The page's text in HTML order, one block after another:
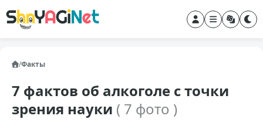
/Факты
7 фактов об алкоголе с точки
зрения науки ( 7 фото )